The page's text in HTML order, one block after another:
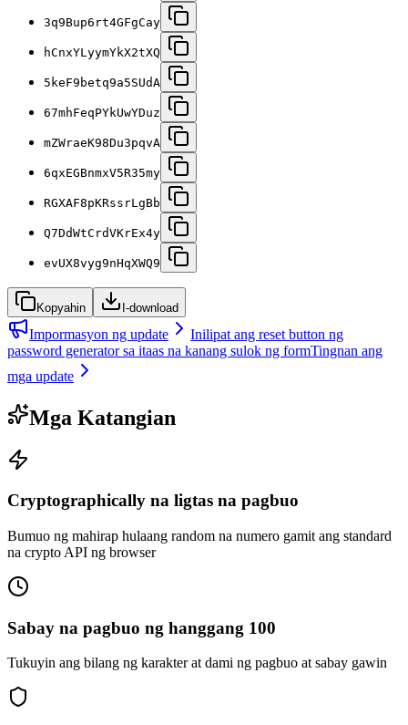
3q9Bup6rt4GFgCay
hCnxYLyymYkX2tXQ
5keF9betq9a5SUdA
67mhFeqPYkUwYDuz
mZWraeK98Du3pqvA
6qxEGBnmxV5R35my
RGXAF8pKRssrLgBb
Q7DdWtCrdVKrEx4y
evUX8vyg9nHqXWQ9
Kopyahin I-download
Impormasyon ng update
Inilipat ang reset button ng
password generator sa itaas na kanang sulok ng formTingnan ang
mga update
Mga Katangian
Cryptographically na ligtas na pagbuo
Bumuo ng mahirap hulaang random na numero gamit ang standard
na crypto API ng browser
Sabay na pagbuo ng hanggang 100
Tukuyin ang bilang ng karakter at dami ng pagbuo at sabay gawin